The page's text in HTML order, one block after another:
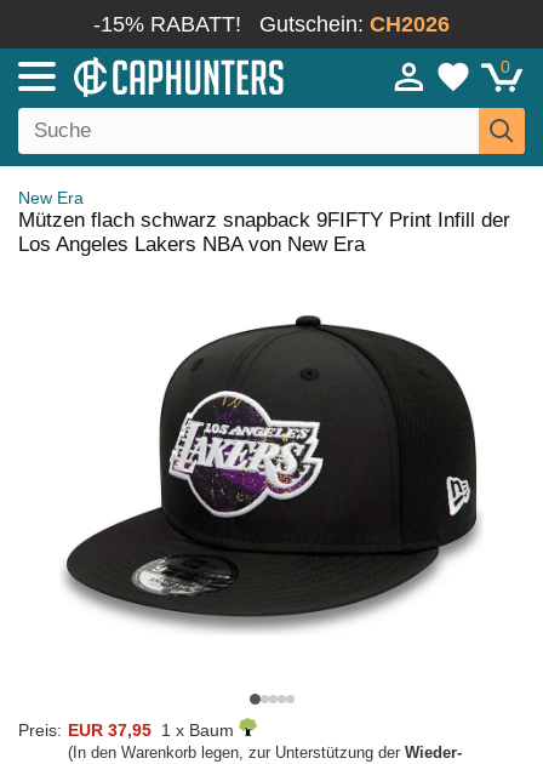
-15% RABATT! Gutschein: CH2026
0
New Era
Mützen flach schwarz snapback 9FIFTY Print Infill der
Los Angeles Lakers NBA von New Era
Preis: EUR 37,95 1 x Baum
(In den Warenkorb legen, zur Unterstützung der Wieder-